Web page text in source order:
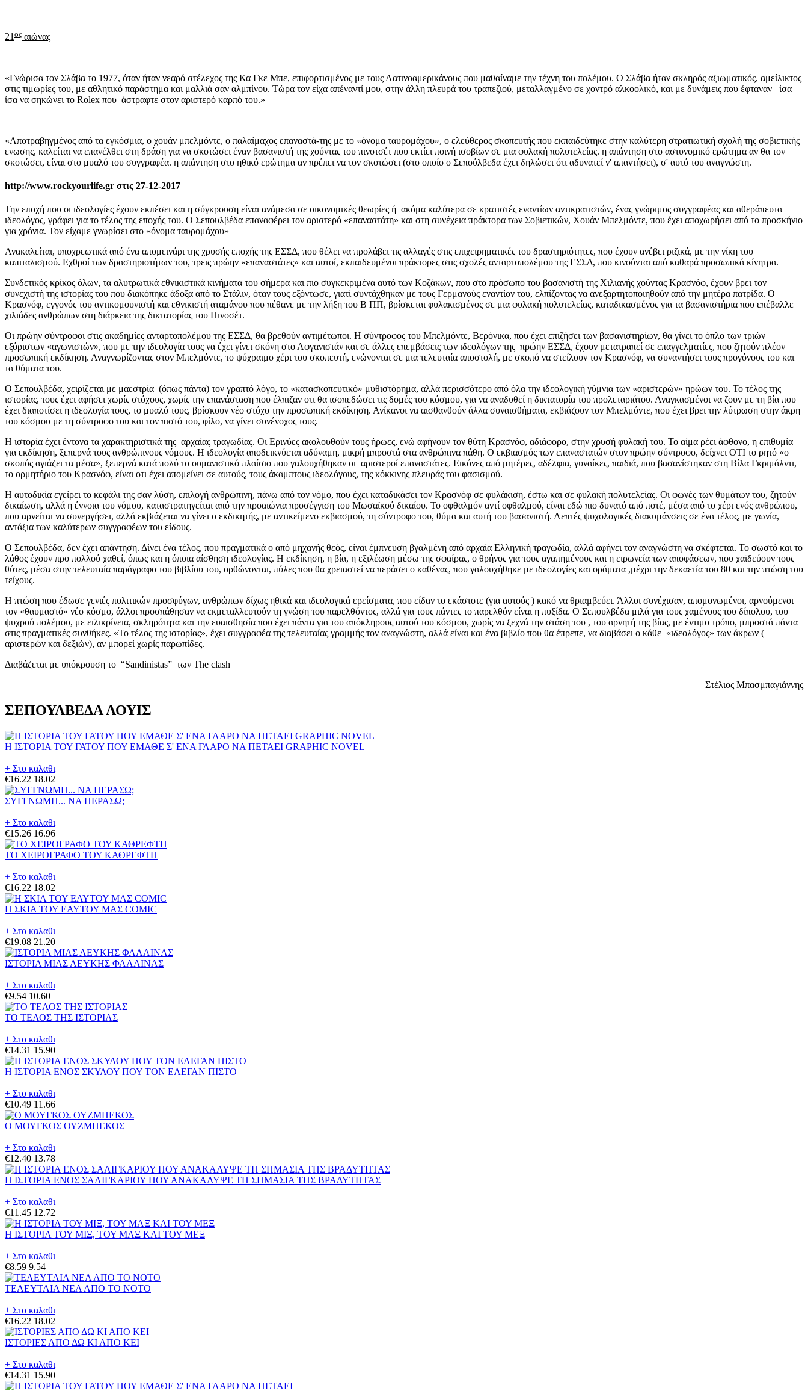
21ος αιώνας
«Γνώρισα τον Σλάβα το 1977, όταν ήταν νεαρό στέλεχος της Κα Γκε Μπε, επιφορτισμένος με τους Λατινοαμερικάνους που μαθαίναμε την τέχνη του πολέμου. Ο Σλάβα ήταν σκληρός αξιωματικός, αμείλικτος
στις τιμωρίες του, με αθλητικό παράστημα και μαλλιά σαν αλμπίνου. Τώρα τον είχα απέναντί μου, στην άλλη πλευρά του τραπεζιού, μεταλλαγμένο σε χοντρό αλκοολικό, και με δυνάμεις που έφταναν ίσα
ίσα να σηκώνει το Rolex που άστραφτε στον αριστερό καρπό του.»
«Αποτραβηγμένος από τα εγκόσμια, ο χουάν μπελμόντε, ο παλαίμαχος επαναστά-της με το «όνομα ταυρομάχου», ο ελεύθερος σκοπευτής που εκπαιδεύτηκε στην καλύτερη στρατιωτική σχολή της σοβιετικής
ενωσης, καλείται να επανέλθει στη δράση για να σκοτώσει έναν βασανιστή της χούντας του πινοτσέτ που εκτίει ποινή ισοβίων σε μια φυλακή πολυτελείας. η απάντηση στο αστυνομικό ερώτημα αν θα τον
σκοτώσει, είναι στο μυαλό του συγγραφέα. η απάντηση στο ηθικό ερώτημα αν πρέπει να τον σκοτώσει (στο οποίο ο Σεπούλβεδα έχει δηλώσει ότι αδυνατεί ν' απαντήσει), σ' αυτό του αναγνώστη.
http://www.rockyourlife.gr στις 27-12-2017
Την εποχή που οι ιδεολογίες έχουν εκπέσει και η σύγκρουση είναι ανάμεσα σε οικονομικές θεωρίες ή ακόμα καλύτερα σε κρατιστές εναντίων αντικρατιστών, ένας γνώριμος συγγραφέας και αθεράπευτα
ιδεολόγος, γράφει για το τέλος της εποχής του. Ο Σεπουλβέδα επαναφέρει τον αριστερό «επαναστάτη» και στη συνέχεια πράκτορα των Σοβιετικών, Χουάν Μπελμόντε, που έχει αποχωρήσει από το προσκήνιο
για χρόνια. Τον είχαμε γνωρίσει στο «όνομα ταυρομάχου»
Ανακαλείται, υποχρεωτικά από ένα απομεινάρι της χρυσής εποχής της ΕΣΣΔ, που θέλει να προλάβει τις αλλαγές στις επιχειρηματικές του δραστηριότητες, που έχουν ανέβει ριζικά, με την νίκη του
καπιταλισμού. Εχθροί των δραστηριοτήτων του, τρεις πρώην «επαναστάτες» και αυτοί, εκπαιδευμένοι πράκτορες στις σχολές ανταρτοπολέμου της ΕΣΣΔ, που κινούνται από καθαρά προσωπικά κίνητρα.
Συνδετικός κρίκος όλων, τα αλυτρωτικά εθνικιστικά κινήματα του σήμερα και πιο συγκεκριμένα αυτό των Κοζάκων, που στο πρόσωπο του βασανιστή της Χιλιανής χούντας Κρασνόφ, έχουν βρει τον
συνεχιστή της ιστορίας του που διακόπηκε άδοξα από το Στάλιν, όταν τους εξόντωσε, γιατί συντάχθηκαν με τους Γερμανούς εναντίον του, ελπίζοντας να ανεξαρτητοποιηθούν από την μητέρα πατρίδα. Ο
Κρασνόφ, εγγονός του αντικομουνιστή και εθνικιστή αταμάνου που πέθανε με την λήξη του Β ΠΠ, βρίσκεται φυλακισμένος σε μια φυλακή πολυτελείας, καταδικασμένος για τα βασανιστήρια που επέβαλλε
χιλιάδες ανθρώπων στη διάρκεια της δικτατορίας του Πινοσέτ.
Οι πρώην σύντροφοι στις ακαδημίες ανταρτοπολέμου της ΕΣΣΔ, θα βρεθούν αντιμέτωποι. Η σύντροφος του Μπελμόντε, Βερόνικα, που έχει επιζήσει των βασανιστηρίων, θα γίνει το όπλο των τριών
εξόριστων «αγωνιστών», που με την ιδεολογία τους να έχει γίνει σκόνη στο Αφγανιστάν και σε άλλες επεμβάσεις των ιδεολόγων της πρώην ΕΣΣΔ, έχουν μετατραπεί σε επαγγελματίες, που ζητούν πλέον
προσωπική εκδίκηση. Αναγνωρίζοντας στον Μπελμόντε, το ψύχραιμο χέρι του σκοπευτή, ενώνονται σε μια τελευταία αποστολή, με σκοπό να στείλουν τον Κρασνόφ, να συναντήσει τους προγόνους του και
τα θύματα του.
Ο Σεπουλβέδα, χειρίζεται με μαεστρία (όπως πάντα) τον γραπτό λόγο, το «κατασκοπευτικό» μυθιστόρημα, αλλά περισσότερο από όλα την ιδεολογική γύμνια των «αριστερών» ηρώων του. Το τέλος της
ιστορίας, τους έχει αφήσει χωρίς στόχους, χωρίς την επανάσταση που έλπιζαν οτι θα ισοπεδώσει τις δομές του κόσμου, για να αναδυθεί η δικτατορία του προλεταριάτου. Αναγκασμένοι να ζουν με τη βία που
έχει διαποτίσει η ιδεολογία τους, το μυαλό τους, βρίσκουν νέο στόχο την προσωπική εκδίκηση. Ανίκανοι να αισθανθούν άλλα συναισθήματα, εκβιάζουν τον Μπελμόντε, που έχει βρει την λύτρωση στην άκρη
του κόσμου με τη σύντροφο του και τον πιστό του, φίλο, να γίνει συνένοχος τους.
Η ιστορία έχει έντονα τα χαρακτηριστικά της αρχαίας τραγωδίας. Οι Ερινύες ακολουθούν τους ήρωες, ενώ αφήνουν τον θύτη Κρασνόφ, αδιάφορο, στην χρυσή φυλακή του. Το αίμα ρέει άφθονο, η επιθυμία
για εκδίκηση, ξεπερνά τους ανθρώπινους νόμους. Η ιδεολογία αποδεικνύεται αδύναμη, μικρή μπροστά στα ανθρώπινα πάθη. Ο εκβιασμός των επαναστατών στον πρώην σύντροφο, δείχνει ΟΤΙ το ρητό «ο
σκοπός αγιάζει τα μέσα», ξεπερνά κατά πολύ το ουμανιστικό πλαίσιο που γαλουχήθηκαν οι αριστεροί επαναστάτες. Εικόνες από μητέρες, αδέλφια, γυναίκες, παιδιά, που βασανίστηκαν στη Βίλα Γκριμάλντι,
το ορμητήριο του Κρασνόφ, είναι οτι έχει απομείνει σε αυτούς, τους άκαμπτους ιδεολόγους, της κόκκινης πλευράς του φασισμού.
Η αυτοδικία εγείρει το κεφάλι της σαν λύση, επιλογή ανθρώπινη, πάνω από τον νόμο, που έχει καταδικάσει τον Κρασνόφ σε φυλάκιση, έστω και σε φυλακή πολυτελείας. Οι φωνές των θυμάτων του, ζητούν
δικαίωση, αλλά η έννοια του νόμου, καταστρατηγείται από την προαιώνια προσέγγιση του Μωσαϊκού δικαίου. Το οφθαλμόν αντί οφθαλμού, είναι εδώ πιο δυνατό από ποτέ, μέσα από το χέρι ενός ανθρώπου,
που αρνείται να συνεργήσει, αλλά εκβιάζεται να γίνει ο εκδικητής, με αντικείμενο εκβιασμού, τη σύντροφο του, θύμα και αυτή του βασανιστή. Λεπτές ψυχολογικές διακυμάνσεις σε ένα τέλος, με γωνία,
αντάξια των καλύτερων συγγραφέων του είδους.
Ο Σεπουλβέδα, δεν έχει απάντηση. Δίνει ένα τέλος, που πραγματικά ο από μηχανής θεός, είναι έμπνευση βγαλμένη από αρχαία Ελληνική τραγωδία, αλλά αφήνει τον αναγνώστη να σκέφτεται. Το σωστό και το
λάθος έχουν προ πολλού χαθεί, όπως και η όποια αίσθηση ιδεολογίας. Η εκδίκηση, η βία, η εξιλέωση μέσω της σφαίρας, ο θρήνος για τους αγαπημένους και η ειρωνεία των αποφάσεων, που χαϊδεύουν τους
θύτες, μέσα στην τελευταία παράγραφο του βιβλίου του, ορθώνονται, πύλες που θα χρειαστεί να περάσει ο καθένας, που γαλουχήθηκε με ιδεολογίες και οράματα ,μέχρι την δεκαετία του 80 και την πτώση του
τείχους.
Η πτώση που έδωσε γενιές πολιτικών προσφύγων, ανθρώπων δίχως ηθικά και ιδεολογικά ερείσματα, που είδαν το εκάστοτε (για αυτούς ) κακό να θριαμβεύει. Άλλοι συνέχισαν, απομονωμένοι, αρνούμενοι
τον «θαυμαστό» νέο κόσμο, άλλοι προσπάθησαν να εκμεταλλευτούν τη γνώση του παρελθόντος, αλλά για τους πάντες το παρελθόν είναι η πυξίδα. Ο Σεπουλβέδα μιλά για τους χαμένους του δίπολου, του
ψυχρού πολέμου, με ειλικρίνεια, σκληρότητα και την ευαισθησία που έχει πάντα για του απόκληρους αυτού του κόσμου, χωρίς να ξεχνά την στάση του , του αρνητή της βίας, με έντιμο τρόπο, μπροστά πάντα
στις πραγματικές συνθήκες. «Το τέλος της ιστορίας», έχει συγγραφέα της τελευταίας γραμμής τον αναγνώστη, αλλά είναι και ένα βιβλίο που θα έπρεπε, να διαβάσει ο κάθε «ιδεολόγος» των άκρων (
αριστερών και δεξιών), αν μπορεί χωρίς παρωπίδες.
Διαβάζεται με υπόκρουση το “Sandinistas” των The clash
Στέλιος Μπασμπαγιάννης
ΣΕΠΟΥΛΒΕΔΑ ΛΟΥΙΣ
Η ΙΣΤΟΡΙΑ ΤΟΥ ΓΑΤΟΥ ΠΟΥ ΕΜΑΘΕ Σ' ΕΝΑ ΓΛΑΡΟ ΝΑ ΠΕΤΑΕΙ GRAPHIC NOVEL
+ Στο καλαθι
€16.22 18.02
ΣΥΓΓΝΩΜΗ... ΝΑ ΠΕΡΑΣΩ;
+ Στο καλαθι
€15.26 16.96
ΤΟ ΧΕΙΡΟΓΡΑΦΟ ΤΟΥ ΚΑΘΡΕΦΤΗ
+ Στο καλαθι
€16.22 18.02
Η ΣΚΙΑ ΤΟΥ ΕΑΥΤΟΥ ΜΑΣ COMIC
+ Στο καλαθι
€19.08 21.20
ΙΣΤΟΡΙΑ ΜΙΑΣ ΛΕΥΚΗΣ ΦΑΛΑΙΝΑΣ
+ Στο καλαθι
€9.54 10.60
ΤΟ ΤΕΛΟΣ ΤΗΣ ΙΣΤΟΡΙΑΣ
+ Στο καλαθι
€14.31 15.90
Η ΙΣΤΟΡΙΑ ΕΝΟΣ ΣΚΥΛΟΥ ΠΟΥ ΤΟΝ ΕΛΕΓΑΝ ΠΙΣΤΟ
+ Στο καλαθι
€10.49 11.66
Ο ΜΟΥΓΚΟΣ ΟΥΖΜΠΕΚΟΣ
+ Στο καλαθι
€12.40 13.78
Η ΙΣΤΟΡΙΑ ΕΝΟΣ ΣΑΛΙΓΚΑΡΙΟΥ ΠΟΥ ΑΝΑΚΑΛΥΨΕ ΤΗ ΣΗΜΑΣΙΑ ΤΗΣ ΒΡΑΔΥΤΗΤΑΣ
+ Στο καλαθι
€11.45 12.72
Η ΙΣΤΟΡΙΑ ΤΟΥ ΜΙΞ, ΤΟΥ ΜΑΞ ΚΑΙ ΤΟΥ ΜΕΞ
+ Στο καλαθι
€8.59 9.54
ΤΕΛΕΥΤΑΙΑ ΝΕΑ ΑΠΟ ΤΟ ΝΟΤΟ
+ Στο καλαθι
€16.22 18.02
ΙΣΤΟΡΙΕΣ ΑΠΟ ΔΩ ΚΙ ΑΠΟ ΚΕΙ
+ Στο καλαθι
€14.31 15.90